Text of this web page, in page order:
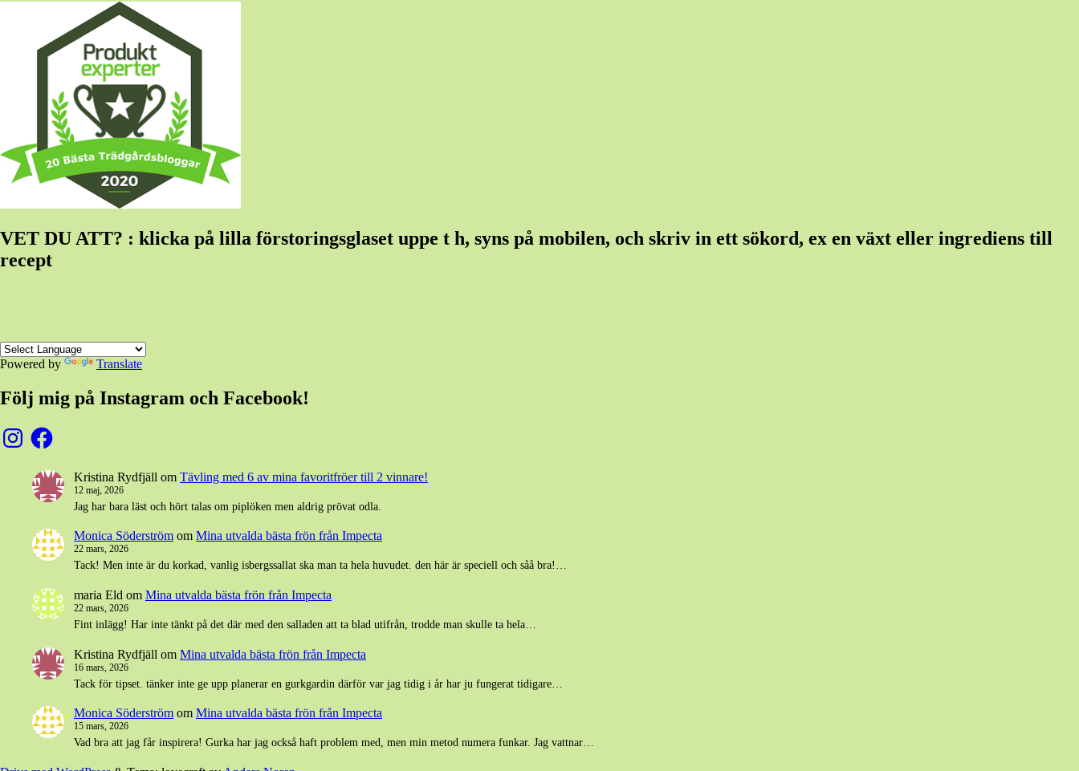
VET DU ATT? : klicka på lilla förstoringsglaset uppe t h, syns på mobilen, och skriv in ett sökord, ex en växt eller ingrediens till
recept
Powered by Translate
Följ mig på Instagram och Facebook!
InstagramFacebook
Kristina Rydfjäll om Tävling med 6 av mina favoritfröer till 2 vinnare!
12 maj, 2026
Jag har bara läst och hört talas om piplöken men aldrig prövat odla.
Monica Söderström om Mina utvalda bästa frön från Impecta
22 mars, 2026
Tack! Men inte är du korkad, vanlig isbergssallat ska man ta hela huvudet. den här är speciell och såå bra!…
maria Eld om Mina utvalda bästa frön från Impecta
22 mars, 2026
Fint inlägg! Har inte tänkt på det där med den salladen att ta blad utifrån, trodde man skulle ta hela…
Kristina Rydfjäll om Mina utvalda bästa frön från Impecta
16 mars, 2026
Tack för tipset. tänker inte ge upp planerar en gurkgardin därför var jag tidig i år har ju fungerat tidigare…
Monica Söderström om Mina utvalda bästa frön från Impecta
15 mars, 2026
Vad bra att jag får inspirera! Gurka har jag också haft problem med, men min metod numera funkar. Jag vattnar…